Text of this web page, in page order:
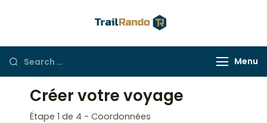
Menu
Créer votre voyage
Étape 1 de 4 - Coordonnées